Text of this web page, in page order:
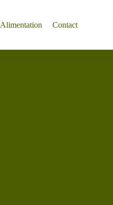
Alimentation Contact